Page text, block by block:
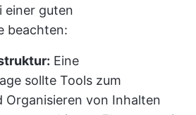
einer guten
beachten:
Eine
sollte Tools zum
Organisieren von Inhalten